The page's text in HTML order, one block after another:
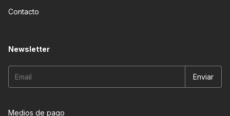
Contacto
Newsletter
Medios de pago